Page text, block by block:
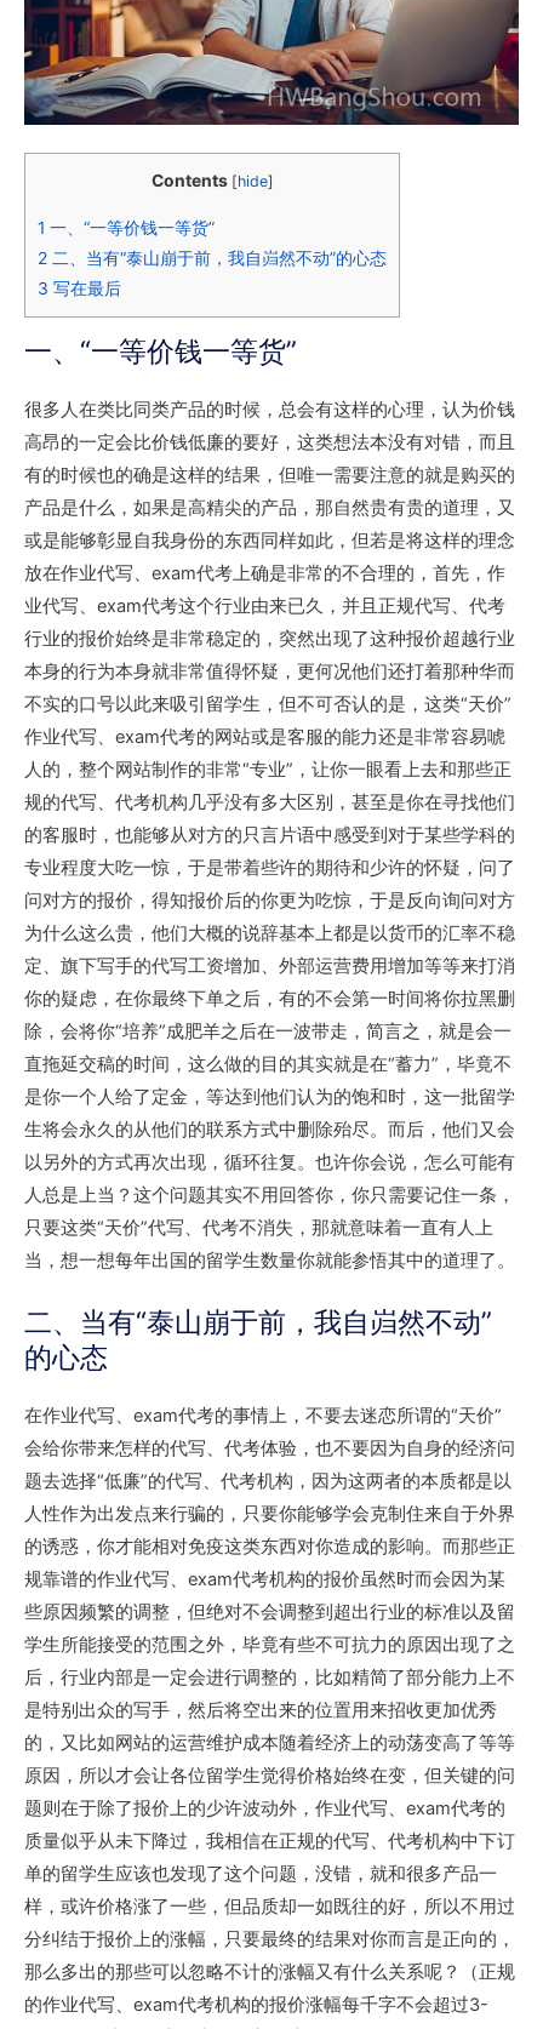
Contents [hide]
1 一、“一等价钱一等货”
2 二、当有“泰山崩于前，我自岿然不动”的心态
3 写在最后
一、“一等价钱一等货”
很多人在类比同类产品的时候，总会有这样的心理，认为价钱
高昂的一定会比价钱低廉的要好，这类想法本没有对错，而且
有的时候也的确是这样的结果，但唯一需要注意的就是购买的
产品是什么，如果是高精尖的产品，那自然贵有贵的道理，又
或是能够彰显自我身份的东西同样如此，但若是将这样的理念
放在作业代写、exam代考上确是非常的不合理的，首先，作
业代写、exam代考这个行业由来已久，并且正规代写、代考
行业的报价始终是非常稳定的，突然出现了这种报价超越行业
本身的行为本身就非常值得怀疑，更何况他们还打着那种华而
不实的口号以此来吸引留学生，但不可否认的是，这类“天价”
作业代写、exam代考的网站或是客服的能力还是非常容易唬
人的，整个网站制作的非常“专业”，让你一眼看上去和那些正
规的代写、代考机构几乎没有多大区别，甚至是你在寻找他们
的客服时，也能够从对方的只言片语中感受到对于某些学科的
专业程度大吃一惊，于是带着些许的期待和少许的怀疑，问了
问对方的报价，得知报价后的你更为吃惊，于是反向询问对方
为什么这么贵，他们大概的说辞基本上都是以货币的汇率不稳
定、旗下写手的代写工资增加、外部运营费用增加等等来打消
你的疑虑，在你最终下单之后，有的不会第一时间将你拉黑删
除，会将你“培养”成肥羊之后在一波带走，简言之，就是会一
直拖延交稿的时间，这么做的目的其实就是在“蓄力”，毕竟不
是你一个人给了定金，等达到他们认为的饱和时，这一批留学
生将会永久的从他们的联系方式中删除殆尽。而后，他们又会
以另外的方式再次出现，循环往复。也许你会说，怎么可能有
人总是上当？这个问题其实不用回答你，你只需要记住一条，
只要这类“天价”代写、代考不消失，那就意味着一直有人上
当，想一想每年出国的留学生数量你就能参悟其中的道理了。
二、当有“泰山崩于前，我自岿然不动”
的心态
在作业代写、exam代考的事情上，不要去迷恋所谓的“天价”
会给你带来怎样的代写、代考体验，也不要因为自身的经济问
题去选择“低廉”的代写、代考机构，因为这两者的本质都是以
人性作为出发点来行骗的，只要你能够学会克制住来自于外界
的诱惑，你才能相对免疫这类东西对你造成的影响。而那些正
规靠谱的作业代写、exam代考机构的报价虽然时而会因为某
些原因频繁的调整，但绝对不会调整到超出行业的标准以及留
学生所能接受的范围之外，毕竟有些不可抗力的原因出现了之
后，行业内部是一定会进行调整的，比如精简了部分能力上不
是特别出众的写手，然后将空出来的位置用来招收更加优秀
的，又比如网站的运营维护成本随着经济上的动荡变高了等等
原因，所以才会让各位留学生觉得价格始终在变，但关键的问
题则在于除了报价上的少许波动外，作业代写、exam代考的
质量似乎从未下降过，我相信在正规的代写、代考机构中下订
单的留学生应该也发现了这个问题，没错，就和很多产品一
样，或许价格涨了一些，但品质却一如既往的好，所以不用过
分纠结于报价上的涨幅，只要最终的结果对你而言是正向的，
那么多出的那些可以忽略不计的涨幅又有什么关系呢？（正规
的作业代写、exam代考机构的报价涨幅每千字不会超过3-